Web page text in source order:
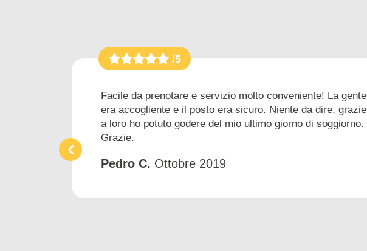
/5
Facile da prenotare e servizio molto conveniente! La gente
era accogliente e il posto era sicuro. Niente da dire, grazie
a loro ho potuto godere del mio ultimo giorno di soggiorno.
Grazie.
Pedro C. Ottobre 2019